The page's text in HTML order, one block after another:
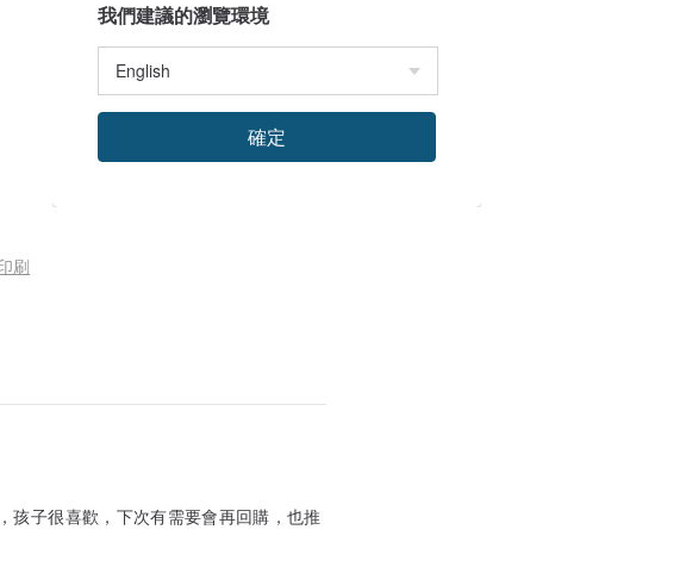
刷
孩子很喜歡，下次有需要會再回購，也推
我們建議的瀏覽環境
確定